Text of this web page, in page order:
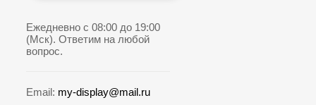
Ежедневно с 08:00 до 19:00
(Мск). Ответим на любой
вопрос.
Email: my-display@mail.ru